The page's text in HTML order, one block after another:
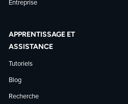
Entreprise
APPRENTISSAGE ET
ASSISTANCE
Tutoriels
Blog
Recherche